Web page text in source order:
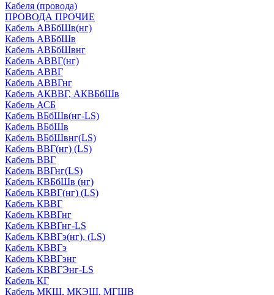
Кабеля (провода)
ПРОВОДА ПРОЧИЕ
Кабель АВБбШв(нг)
Кабель АВБбШв
Кабель АВБбШвнг
Кабель АВВГ(нг)
Кабель АВВГ
Кабель АВВГнг
Кабель АКВВГ, АКВБбШв
Кабель АСБ
Кабель ВБбШв(нг-LS)
Кабель ВБбШв
Кабель ВБбШвнг(LS)
Кабель ВВГ(нг) (LS)
Кабель ВВГ
Кабель ВВГнг(LS)
Кабель КВБбШв (нг)
Кабель КВВГ(нг) (LS)
Кабель КВВГ
Кабель КВВГнг
Кабель КВВГнг-LS
Кабель КВВГэ(нг), (LS)
Кабель КВВГэ
Кабель КВВГэнг
Кабель КВВГЭнг-LS
Кабель КГ
Кабель МКШ, МКЭШ, МГШВ